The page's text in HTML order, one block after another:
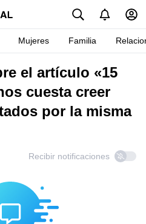
Mujeres Familia
el artículo «15
cuesta creer
por la misma
Recibir notificaciones